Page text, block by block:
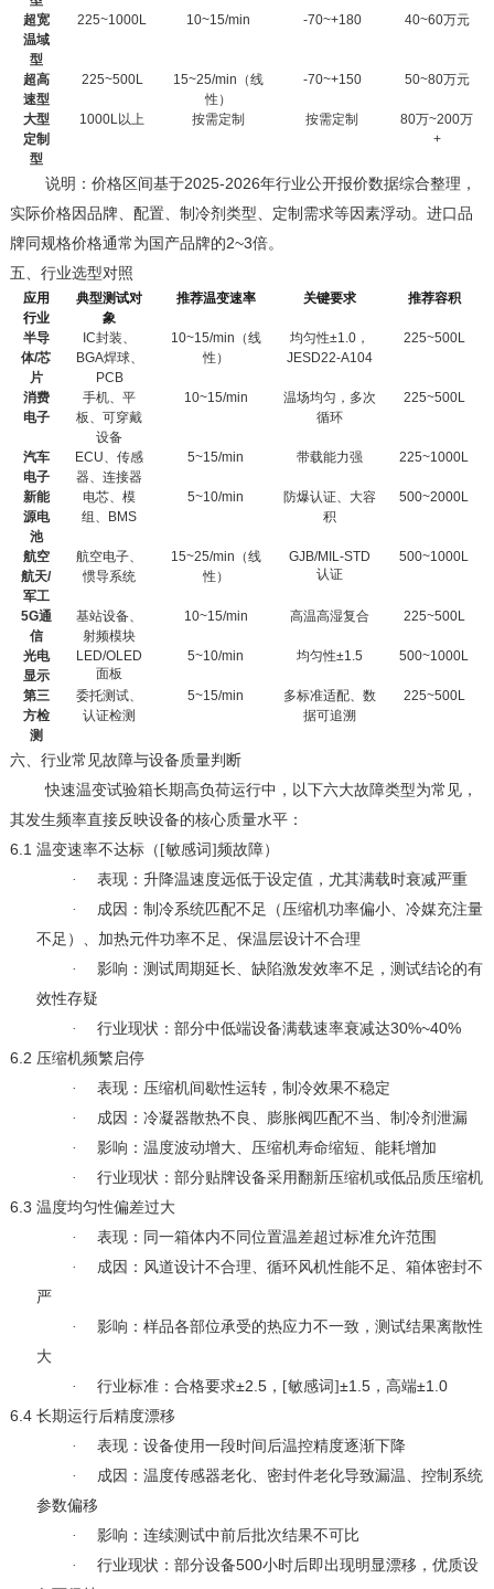
超宽
温域
型
225~1000L 10~15/min -70~+180 40~60万元
超高
速型
225~500L 15~25/min （线
性）
-70~+150 50~80万元
大型
定制
型
1000L 以上 按需定制 按需定制 80万~200万
+
说明：价格区间基于2025-2026年行业公开报价数据综合整理，
实际价格因品牌、配置、制冷剂类型、定制需求等因素浮动。进口品
牌同规格价格通常为国产品牌的2~3倍。
五、 行业选型对照
应用
行业
典型测试对
象
推荐温变速率 关键要求 推荐容积
半导
体/芯
片
IC封装、
BGA焊球、
PCB
10~15/min （线
性）
均匀性±1.0 ，
JESD22-A104
225~500L
消费
电子
手机、平
板、可穿戴
设备
10~15/min
温场均匀，多次
循环
225~500L
汽车
电子
ECU
、传感
器、连接器
5~15/min 带载能力强 225~1000L
新能
源电
池
电芯、模
组、 BMS
5~10/min
防爆认证、大容
积
500~2000L
航空
航天/
军工
航空电子、
惯导系统
15~25/min （线
性）
GJB/MIL-STD
认证
500~1000L
5G通
信
基站设备、
射频模块
10~15/min 高温高湿复合 225~500L
光电
显示
LED/OLED
面板
5~10/min 均匀性±1.5 500~1000L
第三
方检
测
委托测试、
认证检测
5~15/min
多标准适配、数
据可追溯
225~500L
六、 行业常见故障与设备质量判断
快速温变试验箱长期高负荷运行中，以下六大故障类型为常见，
其发生频率直接反映设备的核心质量水平：
6.1 温变速率不达标（[敏感词]频故障）
·
表现：升降温速度远低于设定值，尤其满载时衰减严重
·
成因：制冷系统匹配不足（压缩机功率偏小、冷媒充注量
不足）、加热元件功率不足、保温层设计不合理
·
影响：测试周期延长、缺陷激发效率不足，测试结论的有
效性存疑
·
行业现状：部分中低端设备满载速率衰减达30%~40%
6.2 压缩机频繁启停
·
表现：压缩机间歇性运转，制冷效果不稳定
·
成因：冷凝器散热不良、膨胀阀匹配不当、制冷剂泄漏
·
影响：温度波动增大、压缩机寿命缩短、能耗增加
·
行业现状：部分贴牌设备采用翻新压缩机或低品质压缩机
6.3 温度均匀性偏差过大
·
表现：同一箱体内不同位置温差超过标准允许范围
·
成因：风道设计不合理、循环风机性能不足、箱体密封不
严
·
影响：样品各部位承受的热应力不一致，测试结果离散性
大
·
行业标准：合格要求±2.5，[敏感词]±1.5，高端±1.0
6.4 长期运行后精度漂移
·
表现：设备使用一段时间后温控精度逐渐下降
·
成因：温度传感器老化、密封件老化导致漏温、控制系统
参数偏移
·
影响：连续测试中前后批次结果不可比
·
行业现状：部分设备500小时后即出现明显漂移，优质设